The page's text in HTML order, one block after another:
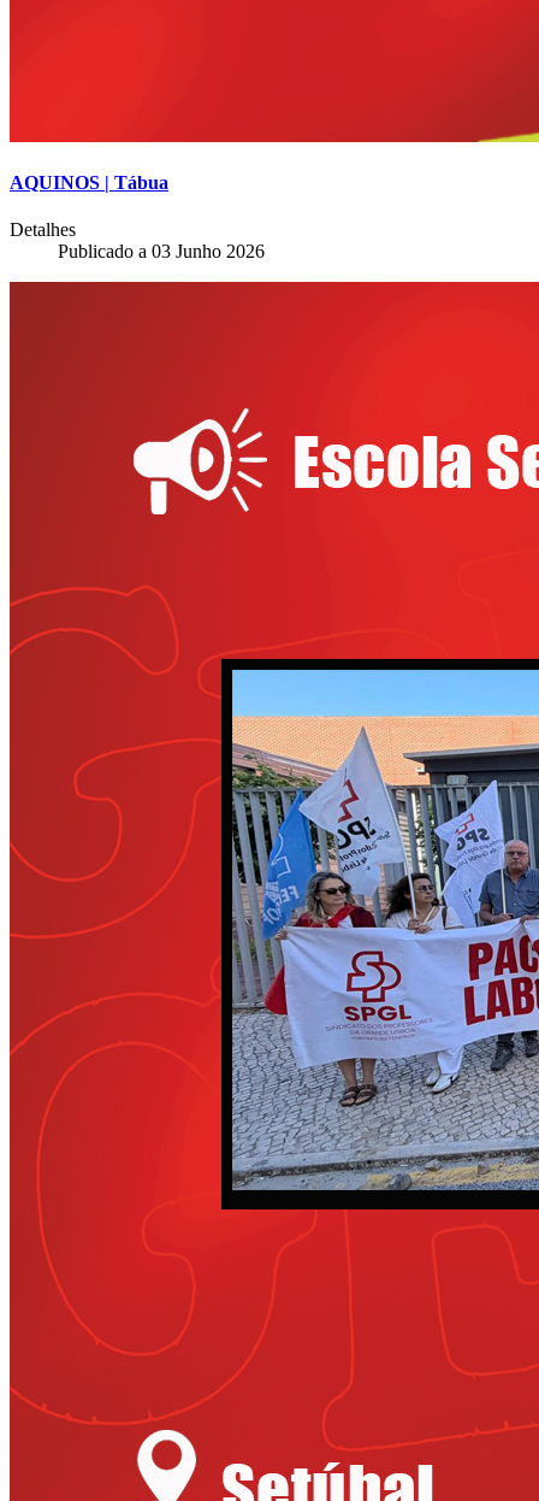
AQUINOS | Tábua
Detalhes
Publicado a 03 Junho 2026